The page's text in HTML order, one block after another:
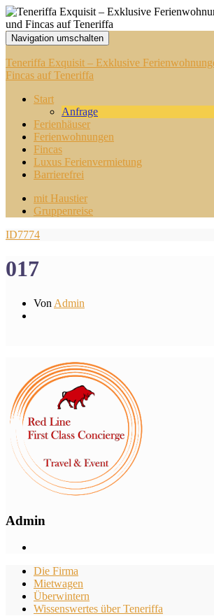
Navigation umschalten
Teneriffa Exquisit – Exklusive
Fincas auf Teneriffa
Start
Anfrage
Ferienhäuser
Ferienwohnungen
Fincas
Luxus Ferienvermietung
Barrierefrei
mit Haustier
Gruppenreise
ID7774
017
Von Admin
Admin
Die Firma
Mietwagen
Überwintern
Wissenswertes über Teneriffa